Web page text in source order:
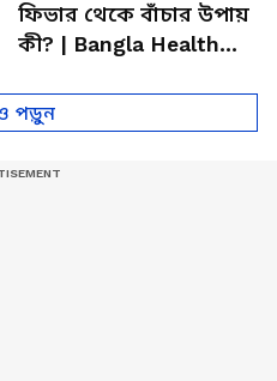
ফিভার থেকে বাঁচার উপায়
কী? | Bangla Health
পড়ুন